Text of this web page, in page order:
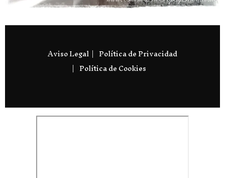
Aviso Legal
Política de Privacidad
Política de Cookies